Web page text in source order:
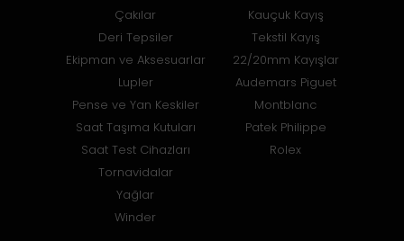
Çakılar
Deri Tepsiler
Ekipman ve Aksesuarlar
Lupler
Pense ve Yan Keskiler
Saat Taşıma Kutuları
Saat Test Cihazları
Tornavidalar
Yağlar
Winder
Kauçuk Kayış
Tekstil Kayış
22/20mm Kayışlar
Audemars Piguet
Montblanc
Patek Philippe
Rolex